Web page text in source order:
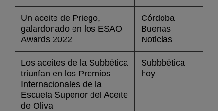
Un aceite de Priego,
galardonado en los ESAO
Awards 2022
Córdoba
Buenas
Noticias
Los aceites de la Subbética
triunfan en los Premios
Internacionales de la
Escuela Superior del Aceite
de Oliva
Subbbética
hoy